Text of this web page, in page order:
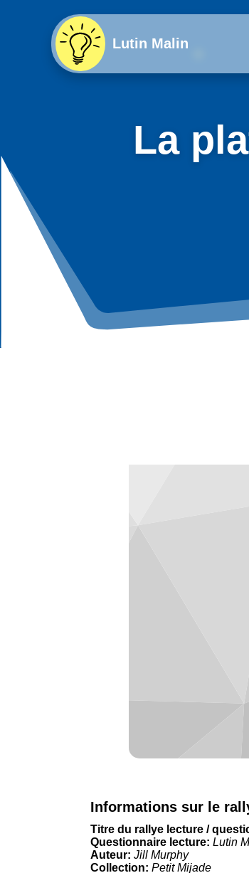
Lutin Malin
La
Informations sur le
Titre du rallye lecture /
Questionnaire lecture: Lutin
Auteur: Jill Murphy
Collection: Petit Mijade